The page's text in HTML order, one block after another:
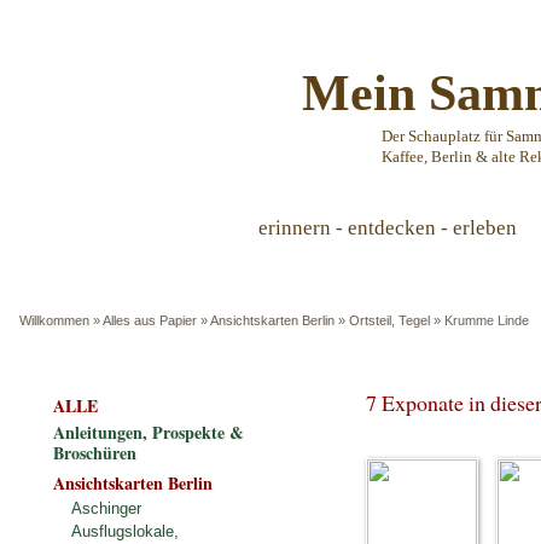
Mein
Der Schauplatz für
Kaffee, Berlin & alte
erinnern - entdecken - erleben
Willkommen »Alles aus Papier »Ansichtskarten Berlin » Ortsteil, Tegel » Krumme Linde
7 Exponate in
ALLE
Anleitungen, Prospekte &
Broschüren
Ansichtskarten Berlin
Aschinger
Ausflugslokale,